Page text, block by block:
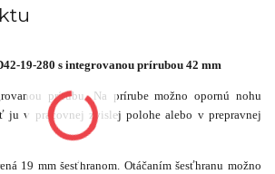
19-280 s integrovanou prírubou 42 mm
prírubu. Na prírube možno opornú nohu
ju v pracovnej zvislej polohe alebo v prepravnej
19 mm šesťhranom. Otáčaním šesťhranu možno